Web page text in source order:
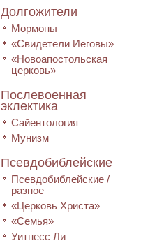
Долгожители
Мормоны
«Свидетели Иеговы»
«Новоапостольская
церковь»
Послевоенная
эклектика
Сайентология
Мунизм
Псевдобиблейские
Псевдобиблейские /
разное
«Церковь Христа»
«Семья»
Уитнесс Ли